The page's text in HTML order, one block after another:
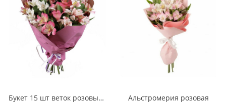
Букет 15 шт веток розовых и белых альстрометрии Альстромерия розовая